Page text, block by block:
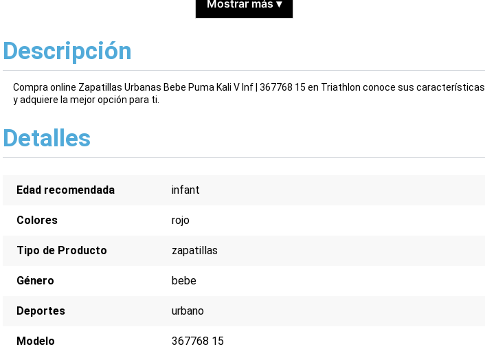
Mostrar más ▾
Descripción
Compra online Zapatillas Urbanas Bebe Puma Kali V Inf | 367768 15 en Triathlon conoce sus características
y adquiere la mejor opción para ti.
Detalles
Edad recomendada infant
Colores rojo
Tipo de Producto zapatillas
Género bebe
Deportes urbano
Modelo 367768 15